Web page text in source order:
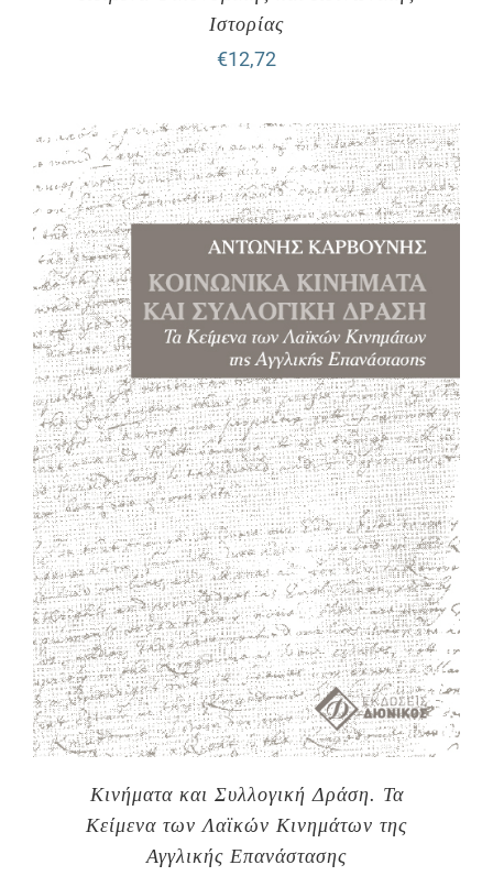
Ιστορίας
€12,72
Κινήματα και Συλλογική Δράση. Τα
Κείμενα των Λαϊκών Κινημάτων της
Αγγλικής Επανάστασης